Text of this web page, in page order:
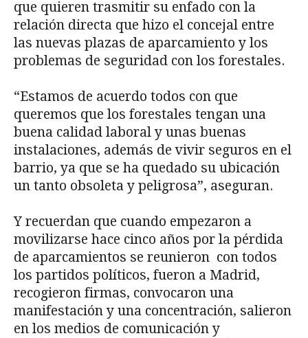
que quieren trasmitir su enfado con la
relación directa que hizo el concejal entre
las nuevas plazas de aparcamiento y los
problemas de seguridad con los forestales.
“Estamos de acuerdo todos con que
queremos que los forestales tengan una
buena calidad laboral y unas buenas
instalaciones, además de vivir seguros en el
barrio, ya que se ha quedado su ubicación
un tanto obsoleta y peligrosa”, aseguran.
Y recuerdan que cuando empezaron a
movilizarse hace cinco años por la pérdida
de aparcamientos se reunieron con todos
los partidos políticos, fueron a Madrid,
recogieron firmas, convocaron una
manifestación y una concentración, salieron
en los medios de comunicación y